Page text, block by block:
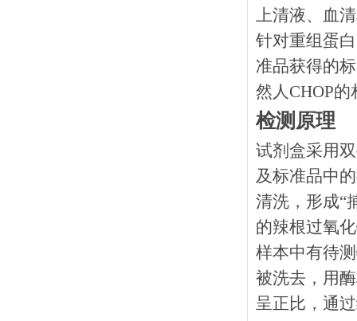
上清液、血
针对重组蛋
准品获得的
然人CHOP
检测原理
试剂盒采用
及标准品中
清洗，形成“
的辣根过氧
样本中有待
被洗去，用
呈正比，通